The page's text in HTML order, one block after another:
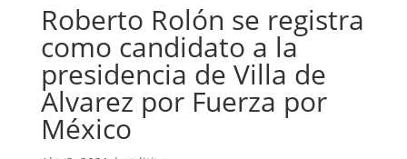
Roberto Rolón se registra
como candidato a la
presidencia de Villa de
Alvarez por Fuerza por
México